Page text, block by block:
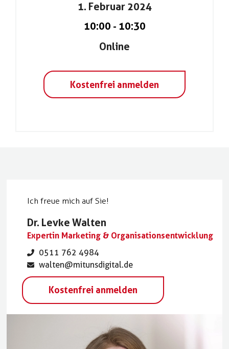
1. Februar 2024
10:00 - 10:30
Online
Kostenfrei anmelden
Ich freue mich auf Sie!
Dr. Levke Walten
Expertin Marketing & Organisationsentwicklung
0511 762 4984
walten@mitunsdigital.de
Kostenfrei anmelden